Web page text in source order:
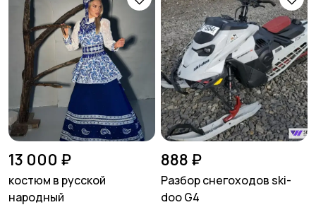
13 000 ₽
костюм в русской
народный
888 ₽
Разбор снегоходов ski-
doo G4